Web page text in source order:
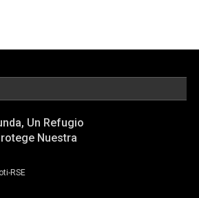
Un Refugio
Nuestra
RSE